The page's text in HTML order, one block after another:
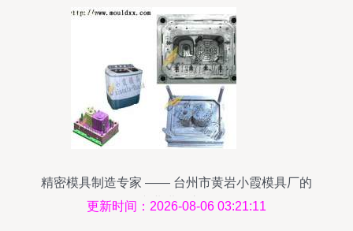
精密模具制造专家 —— 台州市黄岩小霞模具厂的
专业进阶之路
更新时间：2026-08-06 03:21:11